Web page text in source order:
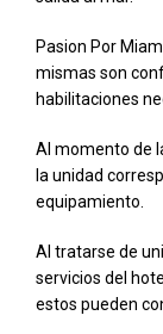
Pasion Por
mismas son
habilitaciones
Al momento de
la unidad
equipamiento.
Al tratarse de
servicios del
estos pueden